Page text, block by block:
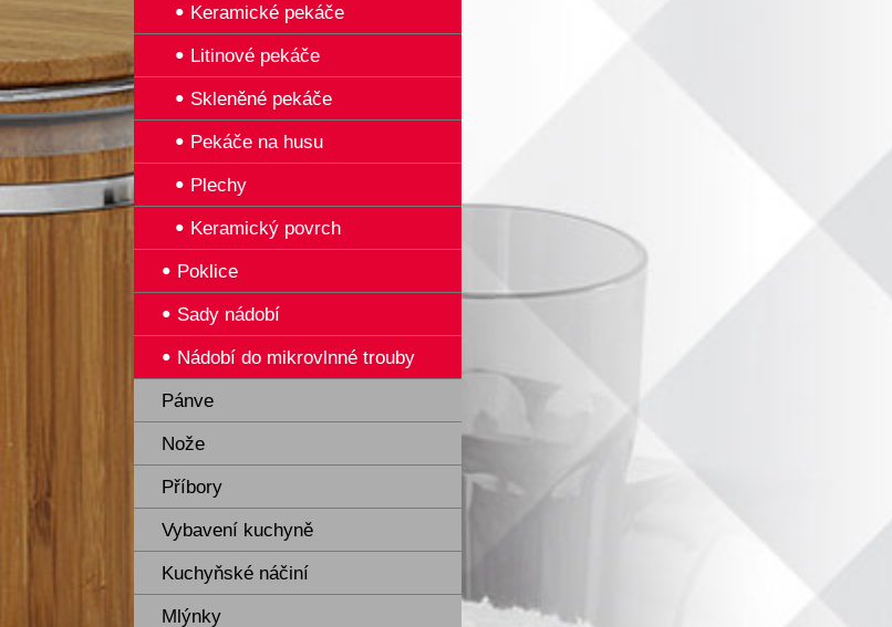
Keramické pekáče
Litinové pekáče
Skleněné pekáče
Pekáče na husu
Plechy
Keramický povrch
Poklice
Sady nádobí
Nádobí do mikrovlnné trouby
Pánve
Nože
Příbory
Vybavení kuchyně
Kuchyňské náčiní
Mlýnky